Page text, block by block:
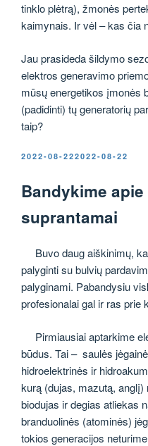
tinklo plėtrą), žmonės
kaimynais. Ir vėl – kas čia
Jau prasideda šildymo
elektros generavimo
mūsų energetikos įmonės
(padidinti) tų generatorių
taip?
PASKELBTA
2022-08-222022-08-22
Bandykime
suprantamai
Buvo daug aiškinimų,
palyginti su bulvių
palyginami. Pabandysiu
profesionalai gal ir ras prie
Pirmiausiai aptarkime
būdus. Tai – saulės
hidroelektrinės ir
kurą (dujas, mazutą, anglį)
biodujas ir degias atliekas
branduolinės (atominės)
tokios generacijos